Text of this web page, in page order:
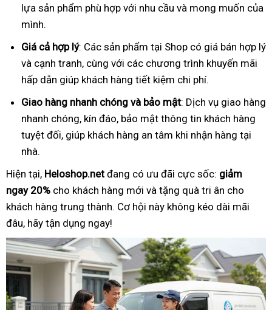
lựa sản phẩm phù hợp với nhu cầu và mong muốn của
mình.
Giá cả hợp lý: Các sản phẩm tại Shop có giá bán hợp lý
và cạnh tranh, cùng với các chương trình khuyến mãi
hấp dẫn giúp khách hàng tiết kiệm chi phí.
Giao hàng nhanh chóng và bảo mật: Dịch vụ giao hàng
nhanh chóng, kín đáo, bảo mật thông tin khách hàng
tuyệt đối, giúp khách hàng an tâm khi nhận hàng tại
nhà.
Hiện tại, Heloshop.net đang có ưu đãi cực sốc: giảm
ngay 20% cho khách hàng mới và tặng quà tri ân cho
khách hàng trung thành. Cơ hội này không kéo dài mãi
đâu, hãy tận dụng ngay!